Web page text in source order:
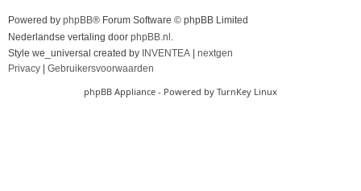
Powered by phpBB® Forum Software © phpBB Limited
Nederlandse vertaling door phpBB.nl .
Style we_universal created by INVENTEA
nextgen
Privacy
Gebruikersvoorwaarden
phpBB Appliance - Powered by TurnKey Linux